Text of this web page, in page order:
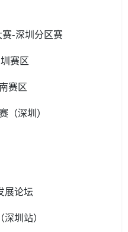
-深圳分区赛
赛区
赛区
（深圳）
展论坛
圳站）